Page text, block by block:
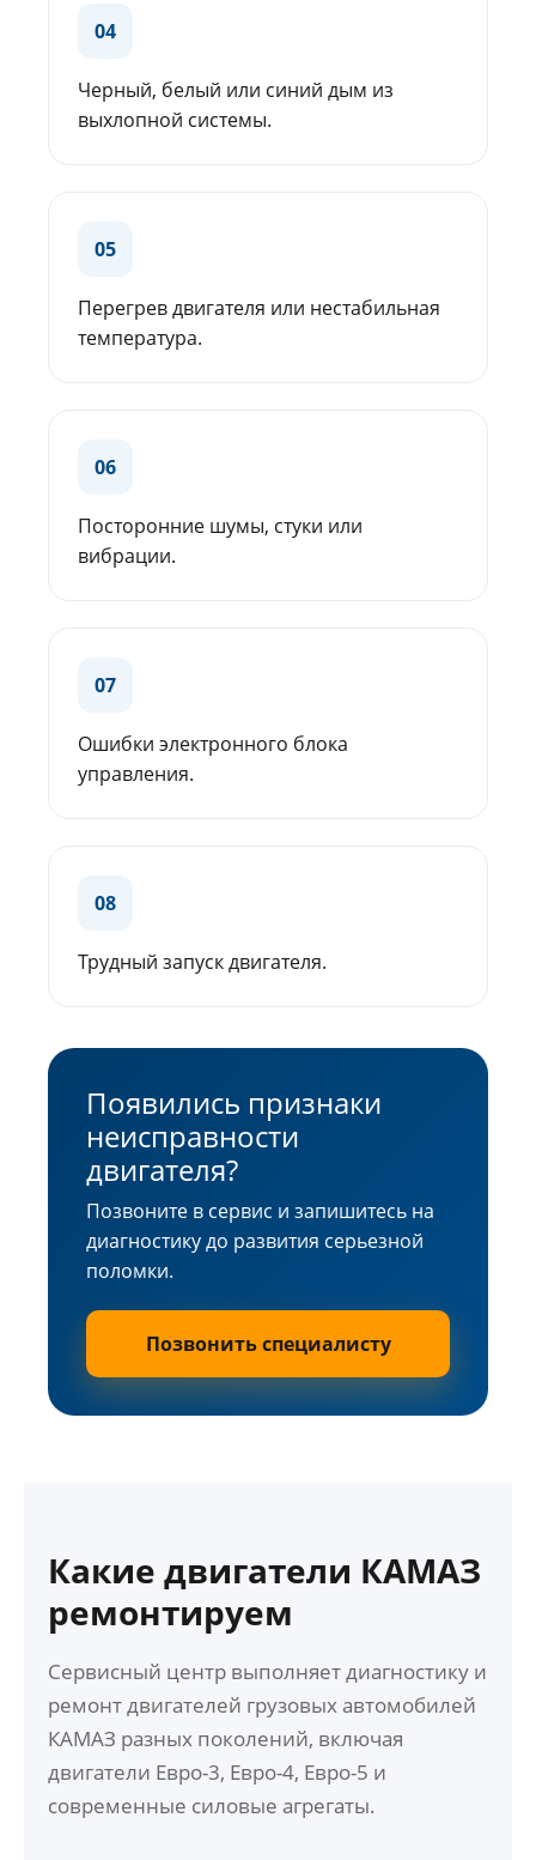
04
Черный, белый или синий дым из
выхлопной системы.
05
Перегрев двигателя или нестабильная
температура.
06
Посторонние шумы, стуки или
вибрации.
07
Ошибки электронного блока
управления.
08
Трудный запуск двигателя.
Появились признаки
неисправности
двигателя?
Позвоните в сервис и запишитесь на
диагностику до развития серьезной
поломки.
Позвонить специалисту
Какие двигатели КАМАЗ
ремонтируем
Сервисный центр выполняет диагностику и
ремонт двигателей грузовых автомобилей
КАМАЗ разных поколений, включая
двигатели Евро-3, Евро-4, Евро-5 и
современные силовые агрегаты.